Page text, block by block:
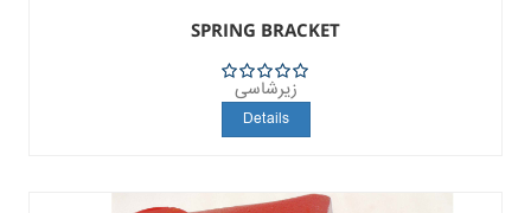
SPRING BRACKET
5
زیرشاسی
Details